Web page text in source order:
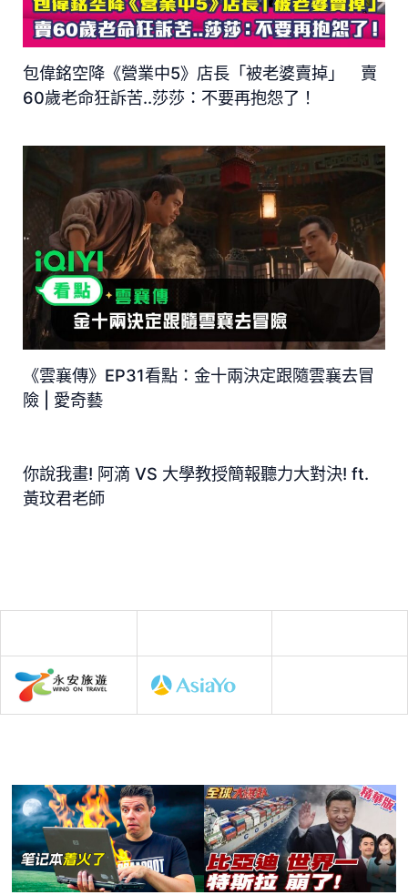
包偉銘空降《營業中5》店長「被老婆賣掉」 賣
60歲老命狂訴苦..莎莎：不要再抱怨了！
《雲襄傳》EP31看點：金十兩決定跟隨雲襄去冒
險 | 愛奇藝
你說我畫! 阿滴 VS 大學教授簡報聽力大對決! ft.
黃玟君老師